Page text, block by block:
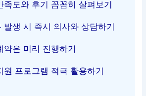
족도와 후기 꼼꼼히 살펴보기
발생 시 즉시 의사와 상담하기
약은 미리 진행하기
원 프로그램 적극 활용하기